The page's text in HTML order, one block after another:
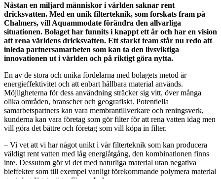
Nästan en miljard människor i världen saknar rent
dricksvatten. Med en unik filterteknik, som forskats fram på
Chalmers, vill Aquammodate förändra den allvarliga
situationen. Bolaget har funnits i knappt ett år och har en vision
att rena världens dricksvatten. Ett starkt team står nu redo att
inleda partnersamarbeten som kan ta den livsviktiga
innovationen ut i världen och på riktigt göra nytta.
En av de stora och unika fördelarna med bolagets metod är
energieffektivitet och att enbart hållbara material används.
Möjligheterna för dess användning sträcker sig vitt, över många
olika områden, branscher och geografiskt. Potentiella
samarbetspartners kan vara membrantillverkare och reningsverk,
kunderna kan vara företag som gör filter för att rena vatten idag men
vill göra det bättre och företag som vill köpa in filter.
– Vi vet att vi har något unikt i vår filterteknik som kan producera
väldigt rent vatten med låg energiåtgång, den kombinationen finns
inte. Dessutom gör vi det med naturliga material utan negativa
bieffekter som till exempel vanligt förekommande polymera material